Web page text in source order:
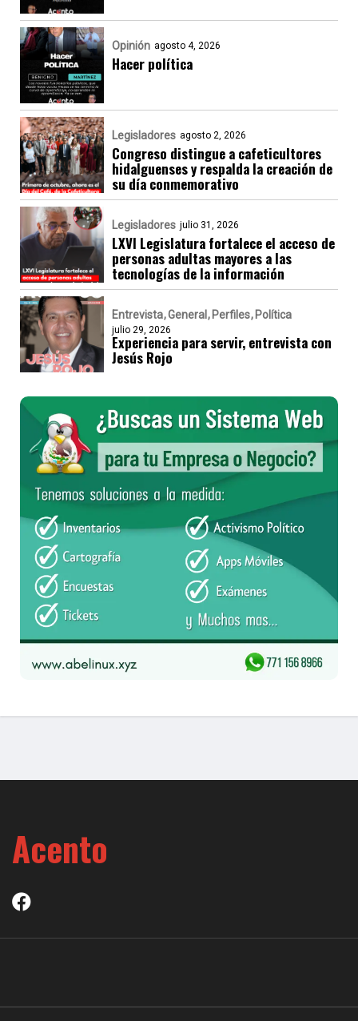
Opinión agosto 4, 2026
Hacer política
Legisladores agosto 2, 2026
Congreso distingue a cafeticultores
hidalguenses y respalda la creación de
su día conmemorativo
Legisladores julio 31, 2026
LXVI Legislatura fortalece el acceso de
personas adultas mayores a las
tecnologías de la información
Entrevista General Perfiles Política
julio 29, 2026
Experiencia para servir, entrevista con
Jesús Rojo
Acento